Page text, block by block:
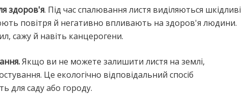
здоров'я. Під час спалювання листя виділяються шкідливі
повітря й негативно впливають на здоров'я людини.
сажу й навіть канцерогени.
Якщо ви не можете залишити листя на землі,
Це екологічно відповідальний спосіб
для саду або городу.